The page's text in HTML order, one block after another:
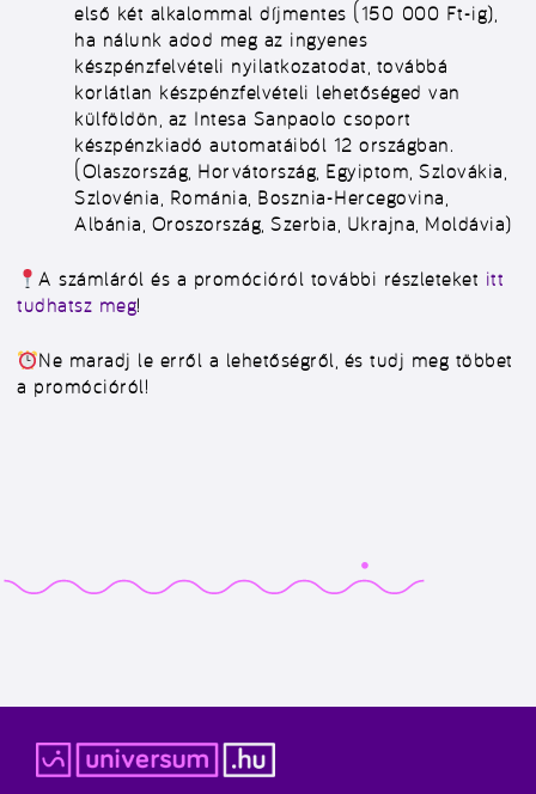
első két alkalommal díjmentes (150 000 Ft-ig),
ha nálunk adod meg az ingyenes
készpénzfelvételi nyilatkozatodat, továbbá
korlátlan készpénzfelvételi lehetőséged van
külföldön, az Intesa Sanpaolo csoport
készpénzkiadó automatáiból 12 országban.
(Olaszország, Horvátország, Egyiptom, Szlovákia,
Szlovénia, Románia, Bosznia-Hercegovina,
Albánia, Oroszország, Szerbia, Ukrajna, Moldávia)
A számláról és a promócióról további részleteket itt
tudhatsz meg!
Ne maradj le erről a lehetőségről, és tudj meg többet
a promócióról!